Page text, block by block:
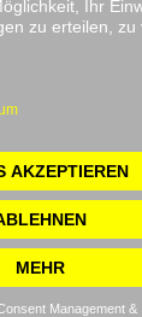
Alle